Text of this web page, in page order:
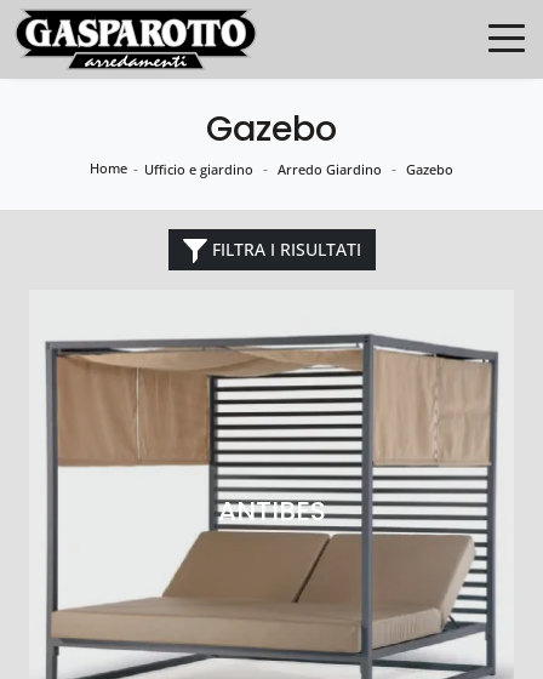
Gazebo
Home - Ufficio e giardino - Arredo Giardino - Gazebo
FILTRA I RISULTATI
ANTIBES